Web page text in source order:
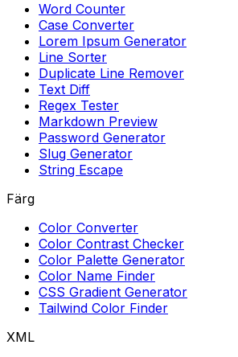
Word Counter
Case Converter
Lorem Ipsum Generator
Line Sorter
Duplicate Line Remover
Text Diff
Regex Tester
Markdown Preview
Password Generator
Slug Generator
String Escape
Färg
Color Converter
Color Contrast Checker
Color Palette Generator
Color Name Finder
CSS Gradient Generator
Tailwind Color Finder
XML